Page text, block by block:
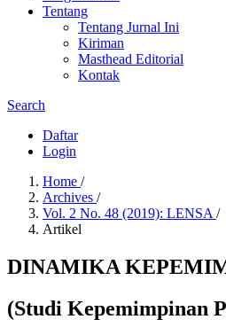
Tentang
Tentang Jurnal Ini
Kiriman
Masthead Editorial
Kontak
Search
Daftar
Login
Home /
Archives /
Vol. 2 No. 48 (2019): LENSA /
Artikel
DINAMIKA
(Studi Kepemimpinan